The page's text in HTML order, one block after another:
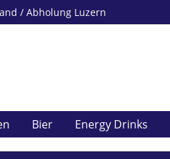
/ Abholung Luzern
Bier Energy Drinks